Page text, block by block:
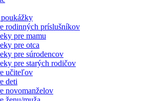
rodinných príslušníkov
pre mamu
pre otca
pre súrodencov
pre starých rodičov
učiteľov
deti
novomanželov